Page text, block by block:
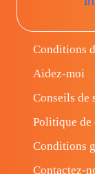
Conditions
Aidez-moi
Conseils de
Politique
Conditions
Contactez-